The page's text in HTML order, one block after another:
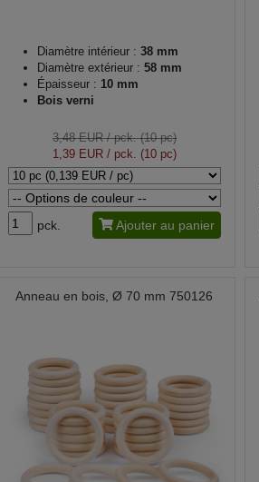
Diamètre intérieur : 38 mm
Diamètre extérieur : 58 mm
Épaisseur : 10 mm
Bois verni
3,48 EUR/ pck. (10 pc)
1,39 EUR/ pck. (10 pc)
pck. Ajouter au panier
Anneau en bois, Ø 70 mm 750126